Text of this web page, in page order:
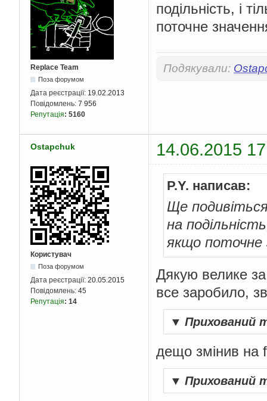
Replace Team
Поза форумом
Дата реєстрації: 19.02.2013
Повідомлень: 7 956
Репутація: 5160
подільність, і
поточне
Подякували:
Ostapchuk 14.06.2015
Користувач
Поза форумом
Дата реєстрації: 20.05.2015
Повідомлень: 45
Репутація: 14
P.Y. написав:
Ще
на
якщо поточне
Дякую велике
все заробило,
▼ Прихований
дещо змінив на
▼ Прихований